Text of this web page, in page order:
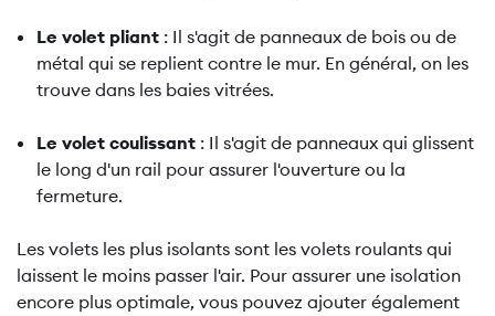
Le volet pliant : Il s'agit de panneaux de bois ou de
métal qui se replient contre le mur. En général, on les
trouve dans les baies vitrées.
Le volet coulissant : Il s'agit de panneaux qui glissent
le long d'un rail pour assurer l'ouverture ou la
fermeture.
Les volets les plus isolants sont les volets roulants qui
laissent le moins passer l'air. Pour assurer une isolation
encore plus optimale, vous pouvez ajouter également